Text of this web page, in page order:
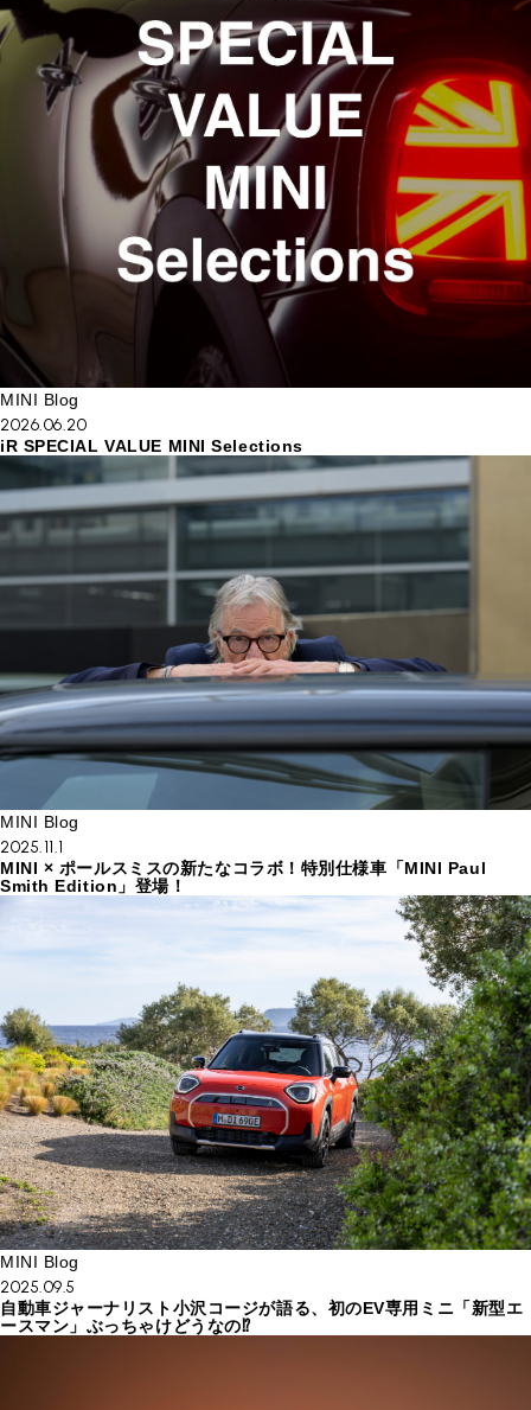
MINI Blog
2026.06.20
iR SPECIAL VALUE MINI Selections
MINI Blog
2025.11.1
MINI × ポールスミスの新たなコラボ！特別仕様車「MINI Paul
Smith Edition」登場！
MINI Blog
2025.09.5
自動車ジャーナリスト小沢コージが語る、初のEV専用ミニ「新型エ
ースマン」ぶっちゃけどうなの⁉︎